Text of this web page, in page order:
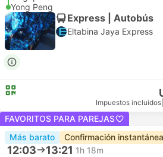
Yong Peng
Express | Autobús
Eltabina Jaya Express
Impuestos incluidos
FAVORITOS PARA PAREJAS
Más barato
Confirmación instantánea
12:03 13:21 1h 18m